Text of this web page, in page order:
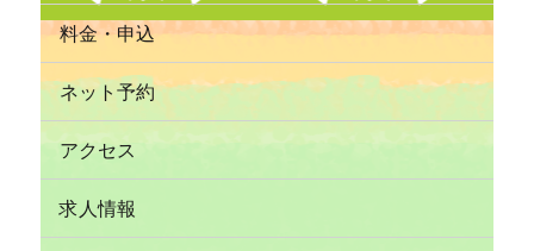
料金・申込
ネット予約
アクセス
求人情報